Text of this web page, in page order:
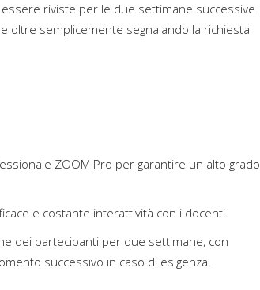
riviste per le due settimane successive
oltre semplicemente segnalando la richiesta
ZOOM Pro per garantire un alto grado
e costante interattività con i docenti.
dei partecipanti per due settimane, con
successivo in caso di esigenza.